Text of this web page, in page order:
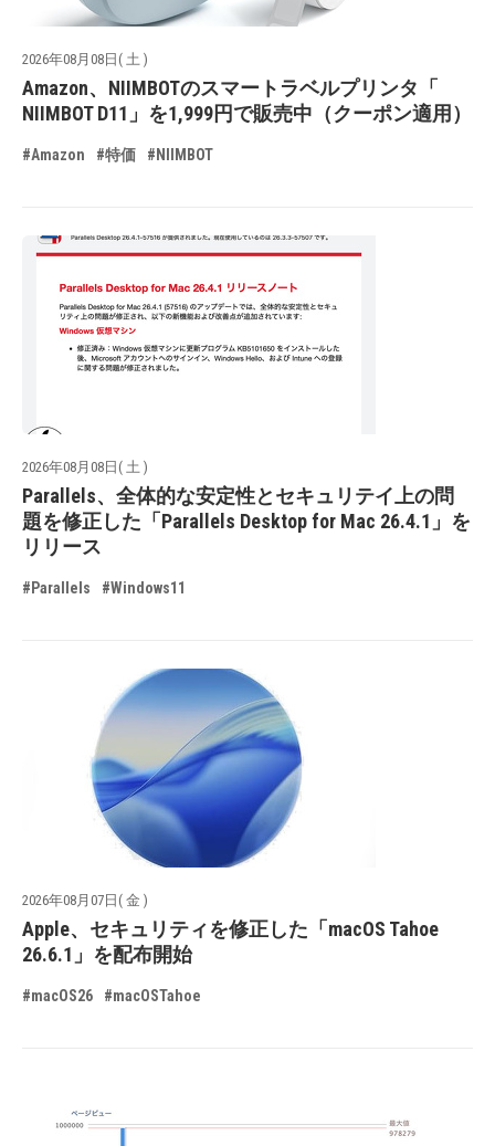
2026年08月08日( 土 )
Amazon、NIIMBOTのスマートラベルプリンタ「
NIIMBOT D11」を1,999円で販売中（クーポン適用）
#Amazon #特価 #NIIMBOT
2026年08月08日( 土 )
Parallels、全体的な安定性とセキュリテイ上の問
題を修正した「Parallels Desktop for Mac 26.4.1」を
リリース
#Parallels #Windows11
2026年08月07日( 金 )
Apple、セキュリティを修正した「macOS Tahoe
26.6.1」を配布開始
#macOS26 #macOSTahoe